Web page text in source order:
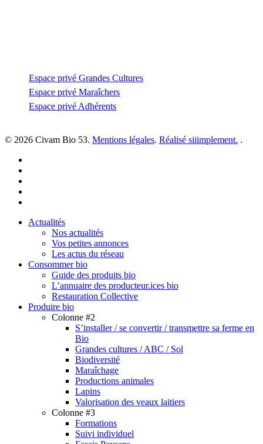
Espace privé Grandes Cultures
Espace privé Maraîchers
Espace privé Adhérents
© 2026 Civam Bio 53. Mentions légales. Réalisé siiimplement. .
Close
Actualités
Nos actualités
Vos petites annonces
Les actus du réseau
Consommer bio
Guide des produits bio
L’annuaire des producteur.ices bio
Restauration Collective
Produire bio
Colonne #2
S’installer / se convertir / transmettre sa ferme en
Bio
Grandes cultures / ABC / Sol
Biodiversité
Maraîchage
Productions animales
Lapins
Valorisation des veaux laitiers
Colonne #3
Formations
Suivi individuel